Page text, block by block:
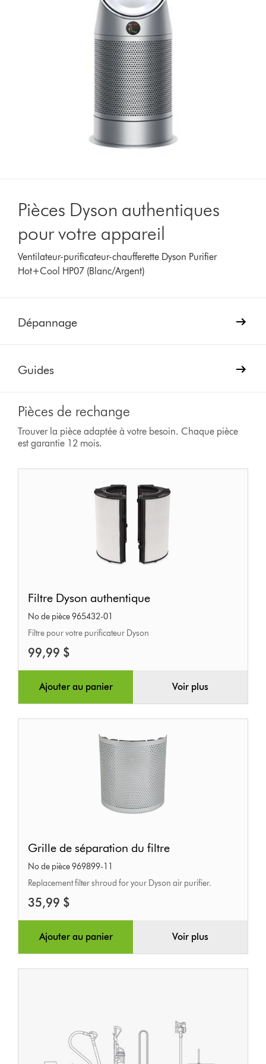
Pièces Dyson authentiques
pour votre appareil
Ventilateur-purificateur-chaufferette Dyson Purifier
Hot+Cool HP07 (Blanc/Argent)
Dépannage
Guides
Pièces de rechange
Trouver la pièce adaptée à votre besoin. Chaque pièce
est garantie 12 mois.
Dyson
authentique
Filtre Dyson authentique
No de pièce 965432-01
Filtre pour votre purificateur Dyson
99,99 $
Ajouter au panier Voir plus
de
séparation
du
filtre
Grille de séparation du filtre
No de pièce 969899-11
Replacement filter shroud for your Dyson air purifier.
35,99 $
Ajouter au panier Voir plus